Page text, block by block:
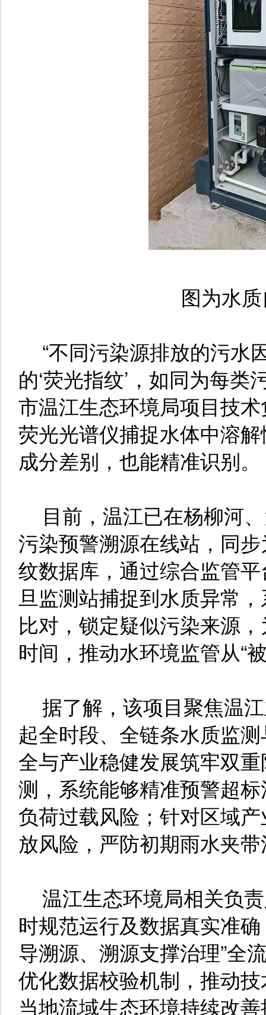
图为水
“不同污染源排放的污水
的‘荧光指纹’，如同为每类
市温江生态环境局项目技
荧光光谱仪捕捉水体中溶
成分差别，也能精准识别。
目前，温江已在杨柳河
污染预警溯源在线站，同
纹数据库，通过综合监管
旦监测站捕捉到水质异常
比对，锁定疑似污染来源
时间，推动水环境监管从“
据了解，该项目聚焦温
起全时段、全链条水质监
全与产业稳健发展筑牢双
测，系统能够精准预警超
负荷过载风险；针对区域
放风险，严防初期雨水夹
温江生态环境局相关负
时规范运行及数据真实准
导溯源、溯源支撑治理”全
优化数据校验机制，推动
当地流域生态环境持续改